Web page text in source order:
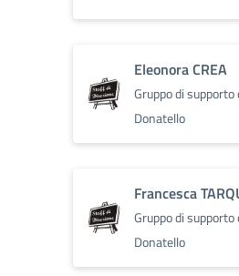
Eleonora CREA
Gruppo di
Donatello
Francesca
Gruppo di
Donatello